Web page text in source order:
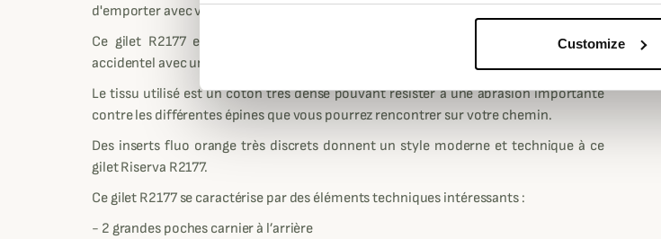
Customize
d'emporter avec vous le nécessaire pour une belle journée.
Ce gilet R2177 est taillé au plus proche du corps afin d'éviter un accrochage
accidentel avec une mauvaise ronce, un barbelé ou autre chose.
Le tissu utilisé est un coton très dense pouvant résister à une abrasion importante
contre les différentes épines que vous pourrez rencontrer sur votre chemin.
Des inserts fluo orange très discrets donnent un style moderne et technique à ce
gilet Riserva R2177.
Ce gilet R2177 se caractérise par des éléments techniques intéressants :
- 2 grandes poches carnier à l’arrière